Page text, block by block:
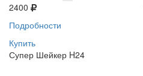
2400
Подробности
Купить
Супер Шейкер H24